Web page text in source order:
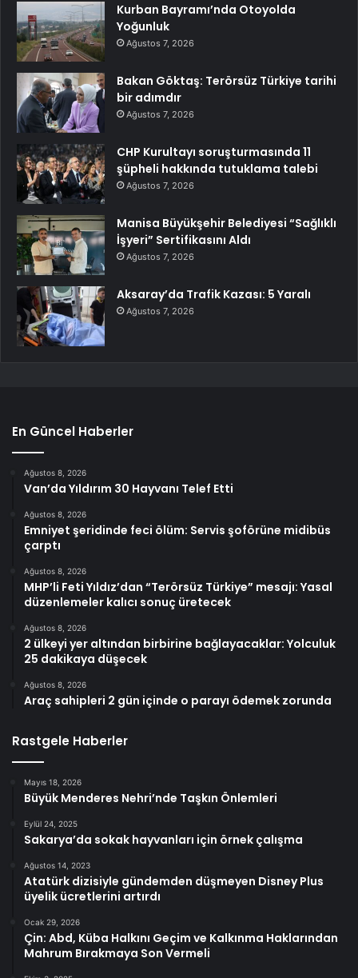
Kurban Bayramı’nda Otoyolda
Yoğunluk
Ağustos 7, 2026
Bakan Göktaş: Terörsüz Türkiye tarihi
bir adımdır
Ağustos 7, 2026
CHP Kurultayı soruşturmasında 11
şüpheli hakkında tutuklama talebi
Ağustos 7, 2026
Manisa Büyükşehir Belediyesi “Sağlıklı
İşyeri” Sertifikasını Aldı
Ağustos 7, 2026
Aksaray’da Trafik Kazası: 5 Yaralı
Ağustos 7, 2026
En Güncel Haberler
Ağustos 8, 2026
Van’da Yıldırım 30 Hayvanı Telef Etti
Ağustos 8, 2026
Emniyet şeridinde feci ölüm: Servis şoförüne midibüs
çarptı
Ağustos 8, 2026
MHP’li Feti Yıldız’dan “Terörsüz Türkiye” mesajı: Yasal
düzenlemeler kalıcı sonuç üretecek
Ağustos 8, 2026
2 ülkeyi yer altından birbirine bağlayacaklar: Yolculuk
25 dakikaya düşecek
Ağustos 8, 2026
Araç sahipleri 2 gün içinde o parayı ödemek zorunda
Rastgele Haberler
Mayıs 18, 2026
Büyük Menderes Nehri’nde Taşkın Önlemleri
Eylül 24, 2025
Sakarya’da sokak hayvanları için örnek çalışma
Ağustos 14, 2023
Atatürk dizisiyle gündemden düşmeyen Disney Plus
üyelik ücretlerini artırdı
Ocak 29, 2026
Çin: Abd, Küba Halkını Geçim ve Kalkınma Haklarından
Mahrum Bırakmaya Son Vermeli